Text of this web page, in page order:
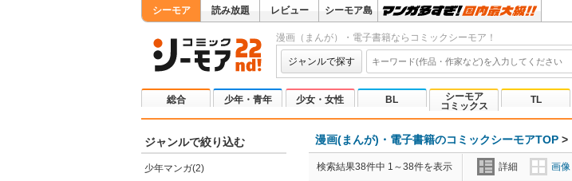
シーモア 読み放題 レビュー シーモア島
漫画（まんが）・電子書籍ならコミックシーモア！
ジャンルで探す
総合 少年・青年 少女・女性 BL
シーモア
コミックス
TL
ジャンルで絞り込む
少年マンガ(2)
漫画(まんが)・電子書籍のコミックシーモアTOP >
検索結果38件中 1～38件を表示 詳細 画像